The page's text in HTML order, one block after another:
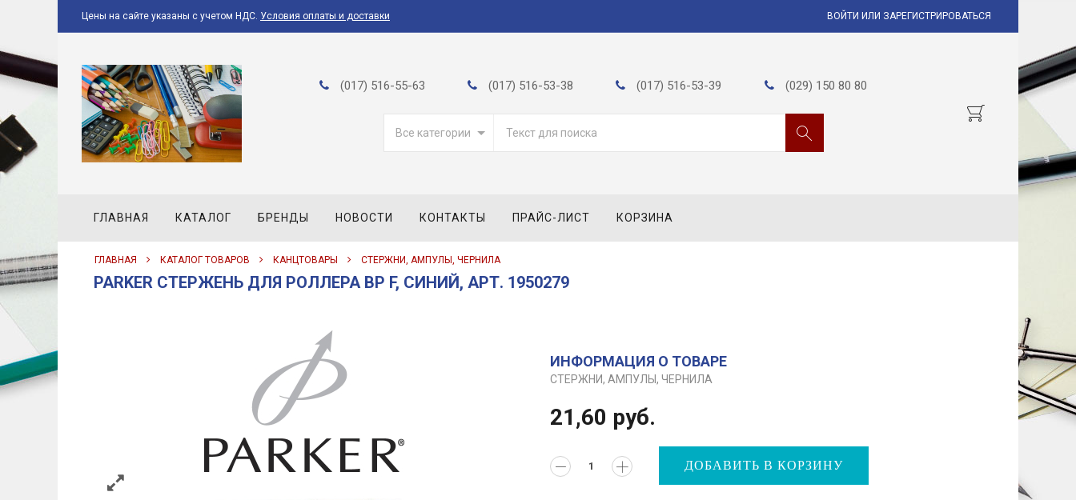
Цены на сайте указаны с учетом НДС. Условия оплаты и доставки ВОЙТИ ИЛИ ЗАРЕГИСТРИРОВАТЬСЯ
(017) 516-55-63 (017) 516-53-38 (017) 516-53-39 (029) 150 80 80
Все категории
ГЛАВНАЯ КАТАЛОГ БРЕНДЫ НОВОСТИ КОНТАКТЫ ПРАЙС-ЛИСТ КОРЗИНА
ГЛАВНАЯ КАТАЛОГ ТОВАРОВ КАНЦТОВАРЫ СТЕРЖНИ, АМПУЛЫ, ЧЕРНИЛА
PARKER СТЕРЖЕНЬ ДЛЯ РОЛЛЕРА BP F, СИНИЙ, АРТ. 1950279
ИНФОРМАЦИЯ О ТОВАРЕ
СТЕРЖНИ, АМПУЛЫ, ЧЕРНИЛА
21,60 руб.
ДОБАВИТЬ В КОРЗИНУ